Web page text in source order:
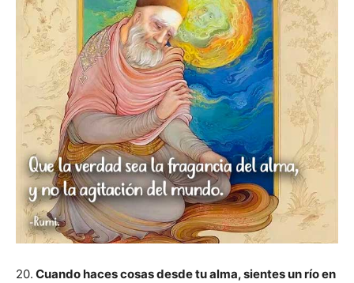
20. Cuando haces cosas desde tu alma, sientes un río en